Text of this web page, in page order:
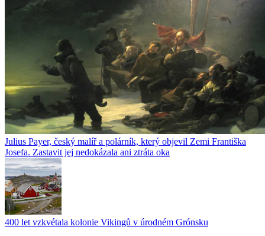
Julius Payer, český malíř a polárník, který objevil Zemi Františka
Josefa. Zastavit jej nedokázala ani ztráta oka
400 let vzkvétala kolonie Vikingů v úrodném Grónsku